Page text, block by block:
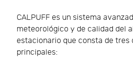
CALPUFF es un sistema
meteorológico y de calidad del
estacionario que consta de tres
principales: